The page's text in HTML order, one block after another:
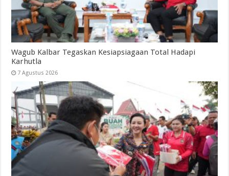
Wagub Kalbar Tegaskan Kesiapsiagaan Total Hadapi
Karhutla
7 Agustus 2026